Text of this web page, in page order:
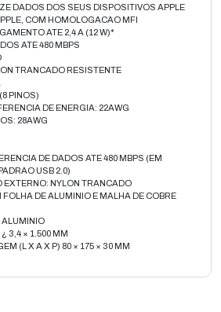
DADOS DOS SEUS DISPOSITIVOS APPLE
COM HOMOLOGACAO MFI
ATE 2,4 A (12 W)*
ATE 480 MBPS
TRANCADO RESISTENTE
PINOS)
DE ENERGIA: 22AWG
28AWG
DE DADOS ATE 480 MBPS (EM
USB 2.0)
EXTERNO: NYLON TRANCADO
DE ALUMINIO E MALHA DE COBRE
ALUMINIO
3,4 × 1.500 MM
(L X A X P) 80 × 175 × 30 MM